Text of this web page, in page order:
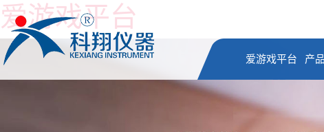
爱游戏平台
爱游戏平台 产